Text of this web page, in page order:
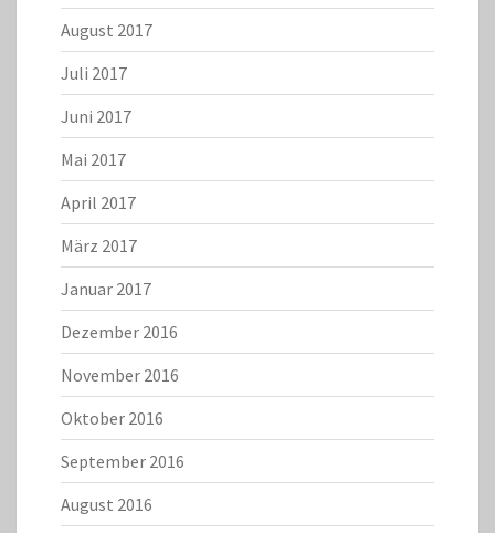
August 2017
Juli 2017
Juni 2017
Mai 2017
April 2017
März 2017
Januar 2017
Dezember 2016
November 2016
Oktober 2016
September 2016
August 2016